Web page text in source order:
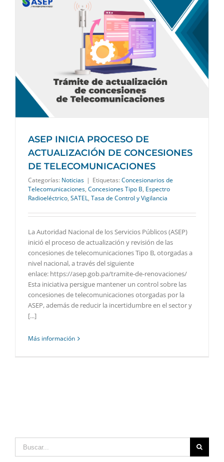
ASEP INICIA PROCESO DE
ACTUALIZACIÓN DE CONCESIONES
DE TELECOMUNICACIONES
Categorías: Noticias | Etiquetas: Concesionarios de
Telecomunicaciones, Concesiones Tipo B, Espectro
Radioeléctrico, SATEL, Tasa de Control y Vigilancia
La Autoridad Nacional de los Servicios Públicos (ASEP)
inició el proceso de actualización y revisión de las
concesiones de telecomunicaciones Tipo B, otorgadas a
nivel nacional, a través del siguiente
enlace: https://asep.gob.pa/tramite-de-renovaciones/
Esta iniciativa persigue mantener un control sobre las
concesiones de telecomunicaciones otorgadas por la
ASEP, además de reducir la incertidumbre en el sector y
[...]
Más información